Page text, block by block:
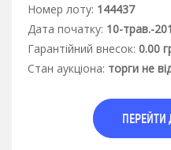
Номер лоту: 144437
Дата початку: 10-трав.-
Гарантiйний внесок: 0.00
Стан аукцiона: торги не
ПЕРЕЙТИ